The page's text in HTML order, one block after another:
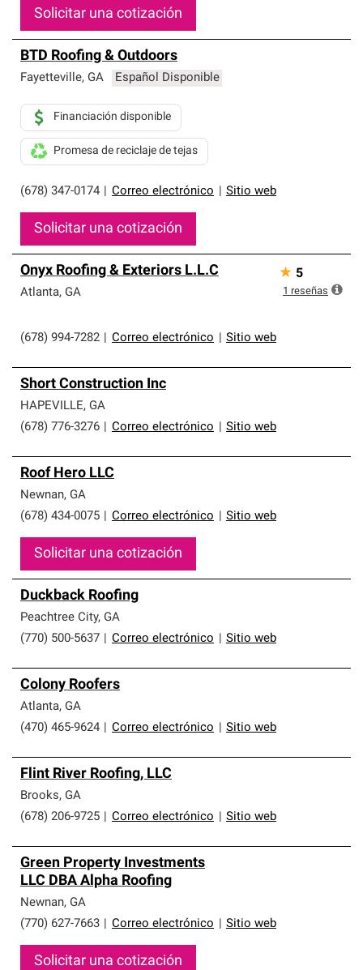
Solicitar una cotización
BTD Roofing & Outdoors
Fayetteville, GA Español Disponible
(678) 347-0174 Correo electrónico Sitio web
Financiación disponible
Promesa de reciclaje de tejas
Solicitar una cotización
Onyx Roofing & Exteriors L.L.C
Atlanta, GA
(678) 994-7282 Correo electrónico Sitio web
★ 5
1 reseñas
Short Construction Inc
HAPEVILLE, GA
(678) 776-3276
Correo electrónico Sitio web
Roof Hero LLC
Newnan, GA
(678) 434-0075
Correo electrónico Sitio web
Solicitar una cotización
Duckback Roofing
Peachtree City, GA
(770) 500-5637
Correo electrónico Sitio web
Colony Roofers
Atlanta, GA
(470) 465-9624
Correo electrónico Sitio web
Flint River Roofing, LLC
Brooks, GA
(678) 206-9725
Correo electrónico Sitio web
Green Property Investments
LLC DBA Alpha Roofing
Newnan, GA
(770) 627-7663
Correo electrónico Sitio web
Solicitar una cotización